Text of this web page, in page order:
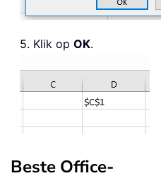
5. Klik op OK.
Beste Office-